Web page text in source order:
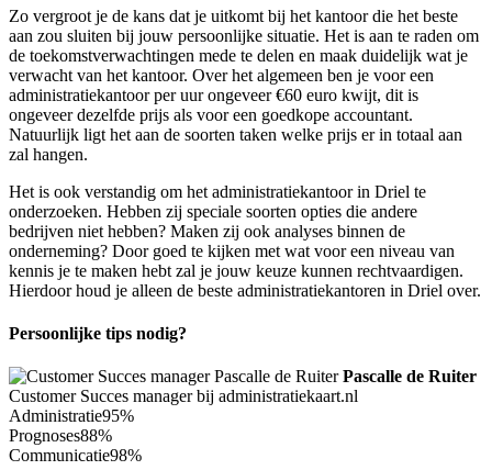
Zo vergroot je de kans dat je uitkomt bij het kantoor die het beste
aan zou sluiten bij jouw persoonlijke situatie. Het is aan te raden om
de toekomstverwachtingen mede te delen en maak duidelijk wat je
verwacht van het kantoor. Over het algemeen ben je voor een
administratiekantoor per uur ongeveer €60 euro kwijt, dit is
ongeveer dezelfde prijs als voor een goedkope accountant.
Natuurlijk ligt het aan de soorten taken welke prijs er in totaal aan
zal hangen.
Het is ook verstandig om het administratiekantoor in Driel te
onderzoeken. Hebben zij speciale soorten opties die andere
bedrijven niet hebben? Maken zij ook analyses binnen de
onderneming? Door goed te kijken met wat voor een niveau van
kennis je te maken hebt zal je jouw keuze kunnen rechtvaardigen.
Hierdoor houd je alleen de beste administratiekantoren in Driel over.
Persoonlijke tips nodig?
Pascalle de Ruiter
Customer Succes manager bij administratiekaart.nl
Administratie95%
Prognoses88%
Communicatie98%